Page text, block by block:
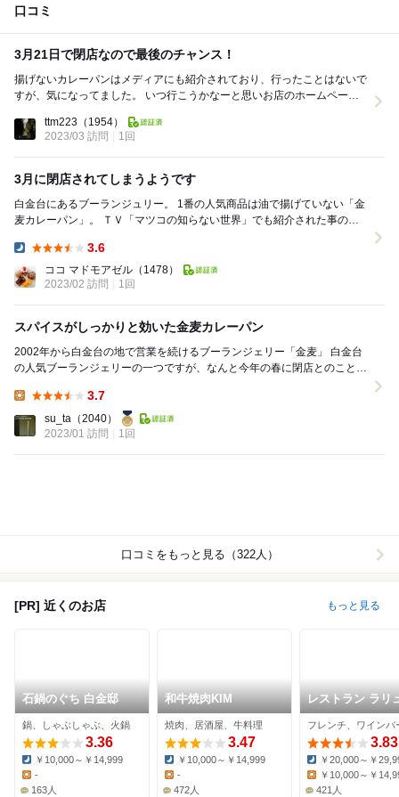
口コミ
3月21日で閉店なので最後のチャンス！
揚げないカレーパンはメディアにも紹介されており、行ったことはないで
すが、気になってました。 いつ行こうかなーと思いお店のホームページ
ttm223 （1954）
2023/03 訪問
1回
3月に閉店されてしまうようです
白金台にあるブーランジュリー。 1番の人気商品は油で揚げていない「金
麦カレーパン」。 ＴＶ「マツコの知らない世界」でも紹介された事のあ
3.6
ココ マドモアゼル （1478）
2023/02 訪問
1回
スパイスがしっかりと効いた金麦カレーパン
2002年から白金台の地で営業を続けるブーランジェリー「金麦」 白金台
の人気ブーランジェリーの一つですが、なんと今年の春に閉店とのこと！
3.7
su_ta （2040）
2023/01 訪問
1回
口コミをもっと見る（322人）
[PR] 近くのお店 もっと見る
石鍋のぐち 白金邸
鍋、しゃぶしゃぶ、火鍋
3.36
Dinner:
￥10,000～￥14,999
-
163人
和牛焼肉KIM
焼肉、居酒屋、牛料理
3.47
Dinner:
￥10,000～￥14,999
-
472人
レストラン ラリ
ム
フレンチ、ワインバ
3.83
Dinner:
￥20,000～￥
￥10,000～￥
421人